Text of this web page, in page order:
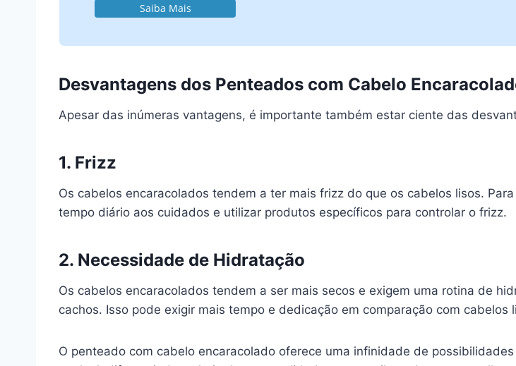
Saiba Mais
Desvantagens dos Penteados com Cabelo
Apesar das inúmeras vantagens, é importante também estar ciente das
1. Frizz
Os cabelos encaracolados tendem a ter mais frizz do que os cabelos lisos.
tempo diário aos cuidados e utilizar produtos específicos para controlar o frizz.
2. Necessidade de Hidratação
Os cabelos encaracolados tendem a ser mais secos e exigem uma rotina de
cachos. Isso pode exigir mais tempo e dedicação em comparação com cabelos
O penteado com cabelo encaracolado oferece uma infinidade de